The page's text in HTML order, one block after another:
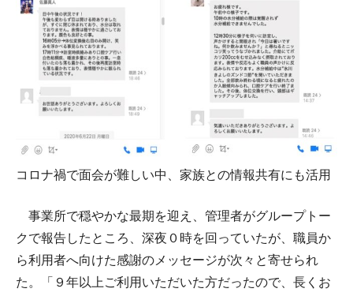
コロナ禍で面会が難しい中、家族との情報共有にも活用
事業所で穏やかな最期を迎え、管理者がグループトー
クで報告したところ、深夜０時を回っていたが、職員か
ら利用者へ向けた感謝のメッセージが次々と寄せられ
た。「９年以上ご利用いただいた方だったので、長くお